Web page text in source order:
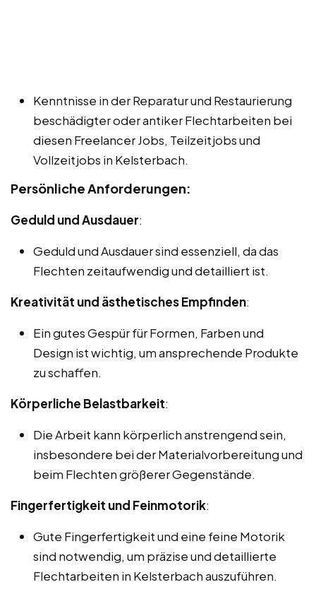
Kenntnisse in der Reparatur und Restaurierung
beschädigter oder antiker Flechtarbeiten bei
diesen Freelancer Jobs, Teilzeitjobs und
Vollzeitjobs in Kelsterbach.
Persönliche Anforderungen:
Geduld und Ausdauer:
Geduld und Ausdauer sind essenziell, da das
Flechten zeitaufwendig und detailliert ist.
Kreativität und ästhetisches Empfinden:
Ein gutes Gespür für Formen, Farben und
Design ist wichtig, um ansprechende Produkte
zu schaffen.
Körperliche Belastbarkeit:
Die Arbeit kann körperlich anstrengend sein,
insbesondere bei der Materialvorbereitung und
beim Flechten größerer Gegenstände.
Fingerfertigkeit und Feinmotorik:
Gute Fingerfertigkeit und eine feine Motorik
sind notwendig, um präzise und detaillierte
Flechtarbeiten in Kelsterbach auszuführen.